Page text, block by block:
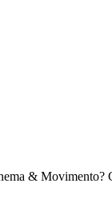
& Movimento?